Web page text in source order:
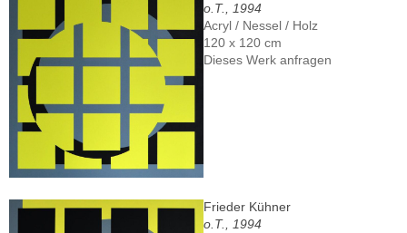
o.T., 1994
Acryl / Nessel / Holz
120 x 120 cm
Dieses Werk anfragen
Frieder Kühner
o.T., 1994